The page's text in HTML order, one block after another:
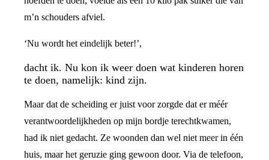
m’n schouders afviel.
‘Nu wordt het eindelijk beter!’,
dacht ik. Nu kon ik weer doen wat kinderen horen
te doen, namelijk: kind zijn.
Maar dat de scheiding er juist voor zorgde dat er méér
verantwoordelijkheden op mijn bordje terechtkwamen,
had ik niet gedacht. Ze woonden dan wel niet meer in één
huis, maar het geruzie ging gewoon door. Via de telefoon,